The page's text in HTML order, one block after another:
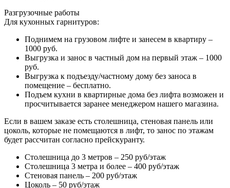
Разгрузочные работы
Для кухонных гарнитуров:
Поднимем на грузовом лифте и занесем в квартиру –
1000 руб.
Выгрузка и занос в частный дом на первый этаж – 1000
руб.
Выгрузка к подъезду/частному дому без заноса в
помещение – бесплатно.
Подъем кухни в квартирные дома без лифта возможен и
просчитывается заранее менеджером нашего магазина.
Если в вашем заказе есть столешница, стеновая панель или
цоколь, которые не помещаются в лифт, то занос по этажам
будет рассчитан согласно прейскуранту.
Столешница до 3 метров – 250 руб/этаж
Столешница 3 метра и более – 400 руб/этаж
Стеновая панель – 200 руб/этаж
Цоколь – 50 руб/этаж